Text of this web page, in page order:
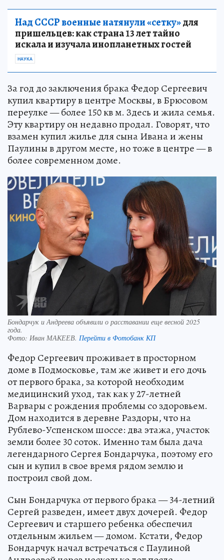
Над СССР военные натянули «сетку»для
пришельцев: как страна 13 лет тайно
искала и изучала инопланетных гостей
НАУКА
За год до заключения брака Федор Сергеевич
купил квартиру в центре Москвы, в Брюсовом
переулке — более 150 кв м. Здесь и жила семья.
Эту квартиру он недавно продал. Говорят, что
взамен купил жилье для сына Ивана и жены
Паулины в другом месте, но тоже в центре — в
более современном доме.
Бондарчук и Андреева объявили о расставании еще весной 2025
года.
Фото: Иван МАКЕЕВ. Перейти в Фотобанк КП
Федор Сергеевич проживает в просторном
доме в Подмосковье, там же живет и его дочь
от первого брака, за которой необходим
медицинский уход, так как у 27-летней
Варвары с рождения проблемы со здоровьем.
Дом находится в деревне Раздоры, что на
Рублево-Успенском шоссе: два этажа, участок
земли более 30 соток. Именно там была дача
легендарного Сергея Бондарчука, поэтому его
сын и купил в свое время рядом землю и
построил свой дом.
Сын Бондарчука от первого брака — 34-летний
Сергей разведен, имеет двух дочерей. Федор
Сергеевич и старшего ребенка обеспечил
отдельным жильем — домом. Кстати, Федор
Бондарчук начал встречаться с Паулиной